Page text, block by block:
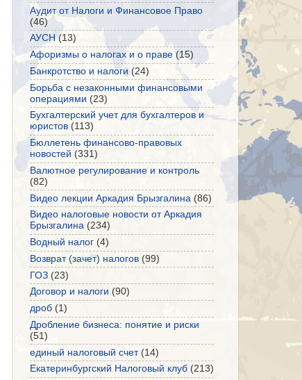
Аудит от Налоги и Финансовое Право
(46)
АУСН (13)
Афоризмы о налогах и о праве (15)
Банкротство и налоги (24)
Борьба с незаконными финансовыми
операциями (23)
Бухгалтерский учет для бухгалтеров и
юристов (113)
Бюллетень финансово-правовых
новостей (331)
Валютное регулирование и контроль
(82)
Видео лекции Аркадия Брызгалина (86)
Видео налоговые новости от Аркадия
Брызгалина (234)
Водный налог (4)
Возврат (зачет) налогов (99)
ГОЗ (23)
Договор и налоги (90)
дроб (1)
Дробление бизнеса: понятие и риски
(51)
единый налоговый счет (14)
Екатеринбургский Налоговый клуб (213)